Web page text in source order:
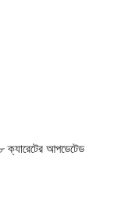
ক্যারেটের আপডেটেড